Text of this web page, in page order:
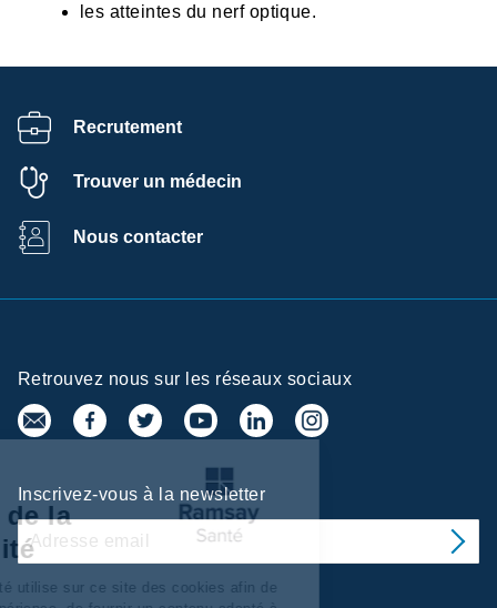
les atteintes du nerf optique.
Recrutement
Trouver un médecin
Nous contacter
Retrouvez nous sur les réseaux sociaux
Inscrivez-vous à la newsletter
de la
Santé utilise sur ce site des cookies afin de